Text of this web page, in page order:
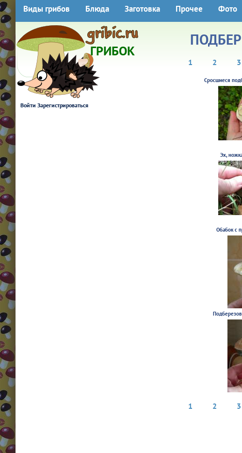
Виды грибов Блюда Заготовка Прочее Фото
ГРИБОК
Войти Зарегистрироваться
1 2 3
Сросшиеся
Эх,
Обабок с
1 2 3